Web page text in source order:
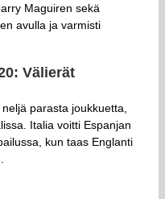
Maguiren sekä
avulla ja varmisti
Välierät
parasta joukkuetta,
Italia voitti Espanjan
kun taas Englanti